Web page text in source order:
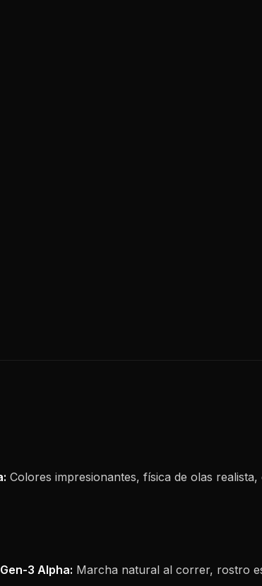
Colores impresionantes, física de olas realista,
Gen-3 Alpha: Marcha natural al correr, rostro